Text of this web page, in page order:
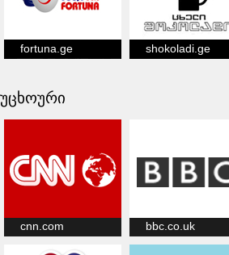
fortuna.ge shokoladi.ge
უცხოური
cnn.com bbc.co.uk